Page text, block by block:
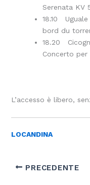
Serenata KV
18.10
bord du
18.20
Concerto
L’accesso è libero,
LOCANDINA
PRECEDENTE